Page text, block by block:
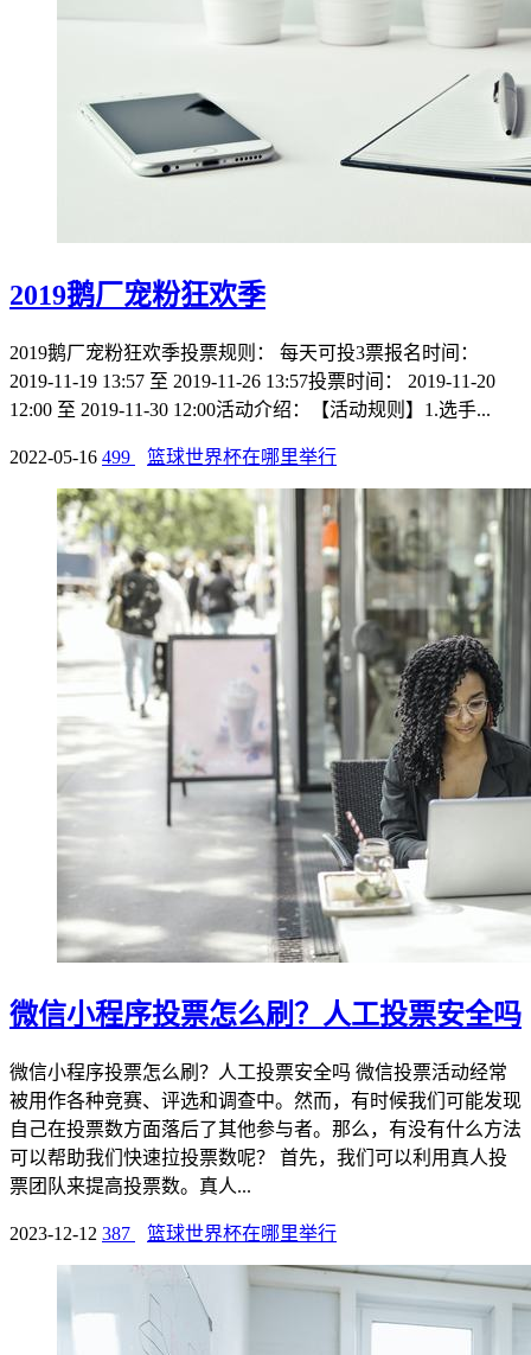
2019鹅厂宠粉狂欢季
2019鹅厂宠粉狂欢季投票规则： 每天可投3票报名时间：
2019-11-19 13:57 至 2019-11-26 13:57投票时间： 2019-11-20
12:00 至 2019-11-30 12:00活动介绍：【活动规则】1.选手...
2022-05-16 499 篮球世界杯在哪里举行
微信小程序投票怎么刷？人工投票安全吗
微信小程序投票怎么刷？人工投票安全吗 微信投票活动经常
被用作各种竞赛、评选和调查中。然而，有时候我们可能发现
自己在投票数方面落后了其他参与者。那么，有没有什么方法
可以帮助我们快速拉投票数呢？ 首先，我们可以利用真人投
票团队来提高投票数。真人...
2023-12-12 387 篮球世界杯在哪里举行